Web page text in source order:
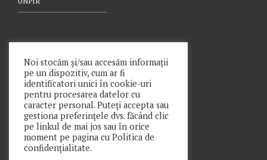
021.340.0442
Copyright © Prime Insolv Practice SPRL 2021
Noi stocăm și/sau accesăm informații
pe un dispozitiv, cum ar fi
identificatori unici în cookie-uri
pentru procesarea datelor cu
caracter personal. Puteți accepta sau
gestiona preferințele dvs. făcând clic
pe linkul de mai jos sau în orice
moment pe pagina cu Politica de
confidențialitate.